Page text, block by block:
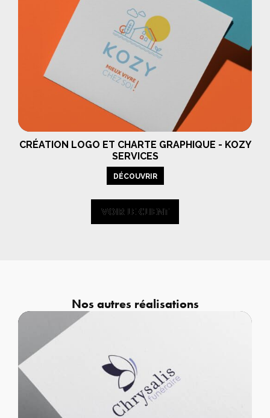
CRÉATION LOGO ET CHARTE GRAPHIQUE - KOZY
SERVICES
DÉCOUVRIR
VOIR LE CLIENT
VOIR LE CLIENT
Nos autres réalisations